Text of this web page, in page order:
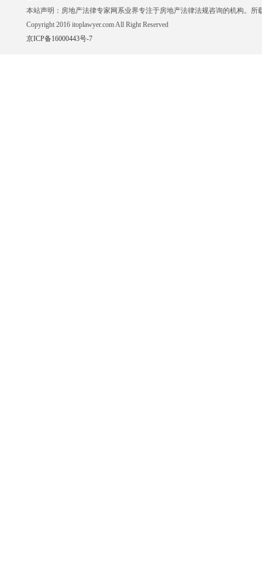
本站声明：房地产法律专家网系业界专注于房地产法律法规咨询的机构。
Copyright 2016 itoplawyer.com All Right Reserved
京ICP备16000443号-7